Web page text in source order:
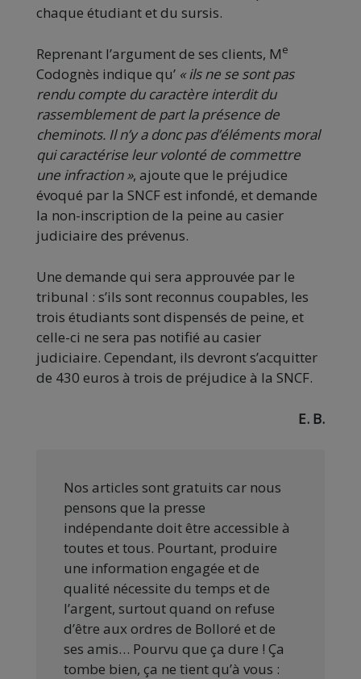
chaque étudiant et du sursis.
Reprenant l’argument de ses clients, Me
Codognès indique qu’ « ils ne se sont pas
rendu compte du caractère interdit du
rassemblement de part la présence de
cheminots. Il n’y a donc pas d’éléments moral
qui caractérise leur volonté de commettre
une infraction », ajoute que le préjudice
évoqué par la SNCF est infondé, et demande
la non-inscription de la peine au casier
judiciaire des prévenus.
Une demande qui sera approuvée par le
tribunal : s’ils sont reconnus coupables, les
trois étudiants sont dispensés de peine, et
celle-ci ne sera pas notifié au casier
judiciaire. Cependant, ils devront s’acquitter
de 430 euros à trois de préjudice à la SNCF.
E. B.
Nos articles sont gratuits car nous
pensons que la presse
indépendante doit être accessible à
toutes et tous. Pourtant, produire
une information engagée et de
qualité nécessite du temps et de
l’argent, surtout quand on refuse
d’être aux ordres de Bolloré et de
ses amis… Pourvu que ça dure ! Ça
tombe bien, ça ne tient qu’à vous :